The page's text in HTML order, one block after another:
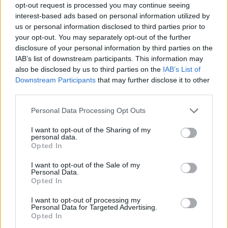
opt-out request is processed you may continue seeing
interest-based ads based on personal information utilized by
us or personal information disclosed to third parties prior to
your opt-out. You may separately opt-out of the further
disclosure of your personal information by third parties on the
IAB’s list of downstream participants. This information may
also be disclosed by us to third parties on the IAB’s List of
Downstream Participants that may further disclose it to other
Personal Data Processing Opt Outs
I want to opt-out of the Sharing of my
personal data.
Opted In
I want to opt-out of the Sale of my
Personal Data.
Opted In
I want to opt-out of processing my
Personal Data for Targeted Advertising.
Opted In
τα EBITDA
IAB Hellas: Νέα Διοικούσα Επιτροπή και νέο Διοικητικό Συμβούλιο -
Πρόεδρος ο Γαληνός Γιαγλής
Νέο Audi A2 e-tron με στόχο
την κορυφή της
Η Chery επενδύει 75 εκατ.
δολάρια στην KG Mobility
της Παρασκευής ο
προημιτελικός με τη Λιθουανία
Ντίλον Μπρουκς έως το 2030